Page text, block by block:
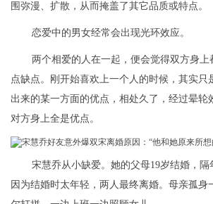
围弥漫、扩散，从而掩盖了其它品质或特点。
恋爱中的男女经常会出现光环效应。
两个相爱的人在一起，便会觉得双方身上
点缺点。刚开始喜欢上一个人的时候，其实只
出来的某一方面的优点，相处久了，经过晕轮
对方身上全是优点。
宋慧乔从小缺爱。她的父母19岁结婚，
因为结婚时太年轻，两人最终离婚。母亲孤身